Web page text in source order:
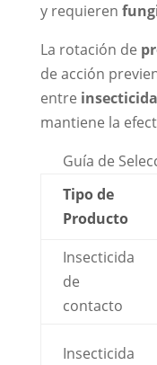
y requieren
La rotación de
de acción
entre
mantiene la
Guía de
Tipo de
Producto
Insecticida
de
contacto
Insecticida